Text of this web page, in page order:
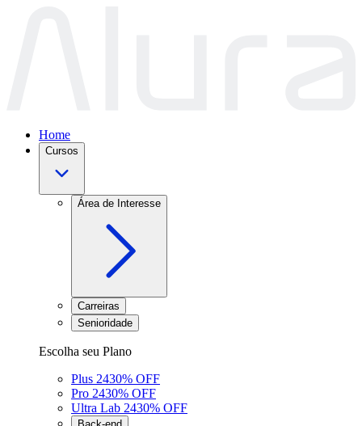
Home
Cursos
Área de Interesse
Carreiras
Senioridade
Escolha seu Plano
Plus 2430% OFF
Pro 2430% OFF
Ultra Lab 2430% OFF